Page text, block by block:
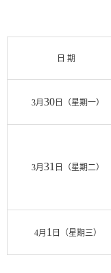
日期
3月 30日 （星期一）
3月 31 日 （星期二）
4月 1 日 （星期三）